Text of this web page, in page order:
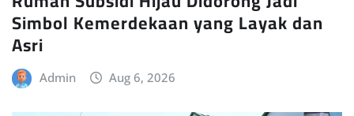
Simbol Kemerdekaan yang Layak dan
Asri
Admin Aug 6, 2026